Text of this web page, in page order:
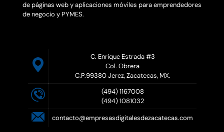
de páginas web y aplicaciones móviles para emprendedores
de negocio y PYMES.
C. Enrique Estrada #3
Col. Obrera
C.P.99380 Jerez, Zacatecas, MX.
(494) 1167008
(494) 1081032
contacto@empresasdigitalesdezacatecas.com